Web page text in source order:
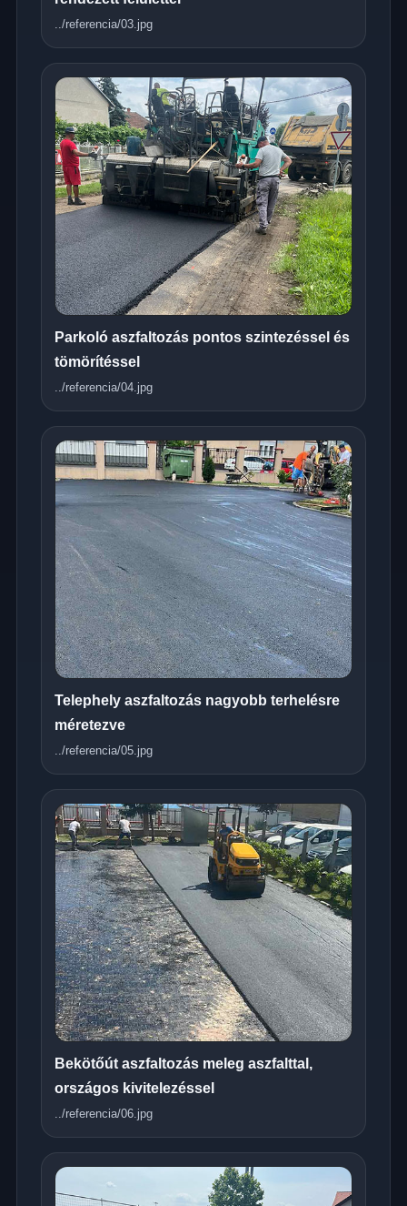
../referencia/03.jpg
Parkoló aszfaltozás pontos szintezéssel és
tömörítéssel
../referencia/04.jpg
Telephely aszfaltozás nagyobb terhelésre
méretezve
../referencia/05.jpg
Bekötőút aszfaltozás meleg aszfalttal,
országos kivitelezéssel
../referencia/06.jpg